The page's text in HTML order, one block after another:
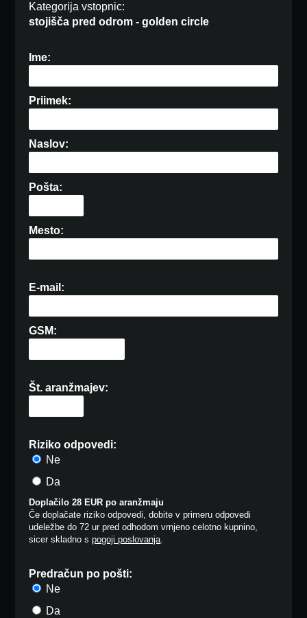
Kategorija vstopnic:
stojišča pred odrom - golden circle
Ime:
Priimek:
Naslov:
Pošta:
Mesto:
E-mail:
GSM:
Št. aranžmajev:
Riziko odpovedi:
Ne
Da
Doplačilo 28 EUR po aranžmaju
Če doplačate riziko odpovedi, dobite v primeru odpovedi
udeležbe do 72 ur pred odhodom vrnjeno celotno kupnino,
sicer skladno spogoji poslovanja.
Predračun po pošti:
Ne
Da